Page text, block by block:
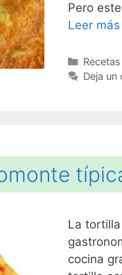
Pero
Leer más
Deja un
La
cocina